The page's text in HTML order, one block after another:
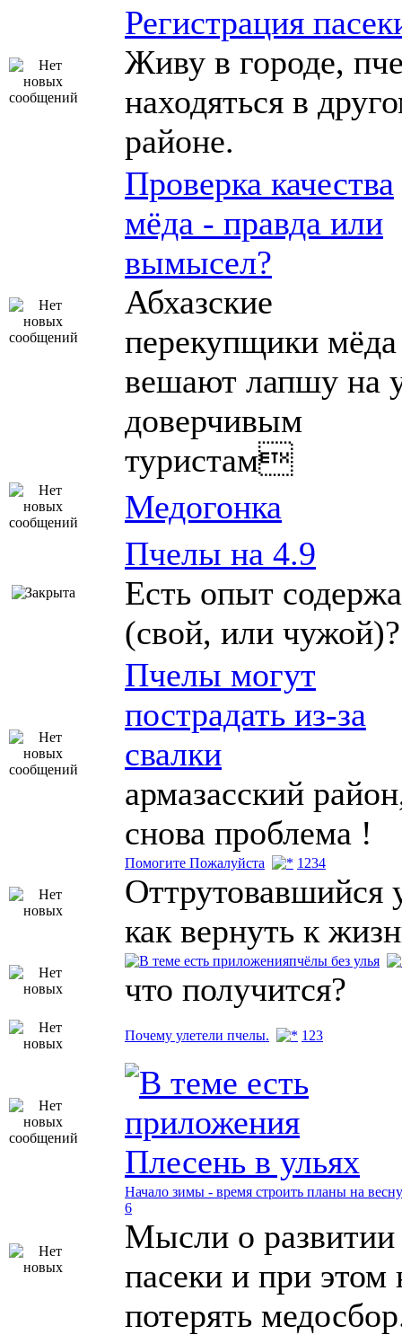
Регистрация
Живу в городе,
находяться в
районе.
Проверка качества
мёда - правда или
вымысел?
Абхазские
перекупщики мёда
вешают лапшу на
доверчивым
туристам
Медогонка
Пчелы на 4.9
Есть опыт
(свой, или чужой)?
Пчелы могут
пострадать из-за
свалки
армазасский
снова проблема !
Помогите Пожалуйста 1 234
Оттрутовавшийся
как вернуть к
пчёлы без улья
что получится?
Почему улетели пчелы. 1 23
Плесень в ульях
Начало зимы - время строить планы на весну
6
Мысли о развитии
пасеки и при этом
потерять